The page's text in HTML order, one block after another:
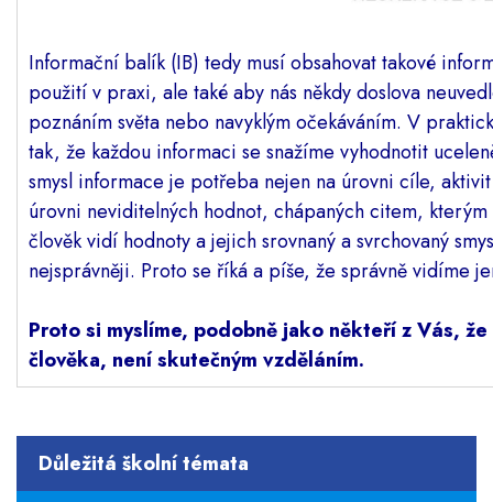
Informační balík (IB) tedy musí obsahovat takové
použití v praxi, ale také aby nás někdy doslova
poznáním světa nebo navyklým očekáváním. V
tak, že každou informaci se snažíme vyhodnotit
smysl informace je potřeba nejen na úrovni cíle,
úrovni neviditelných hodnot, chápaných citem,
člověk vidí hodnoty a jejich srovnaný a svrchovaný
nejsprávněji. Proto se říká a píše, že správně vidíme
Proto si myslíme, podobně jako někteří z Vás,
člověka, není skutečným vzděláním.
Důležitá školní témata